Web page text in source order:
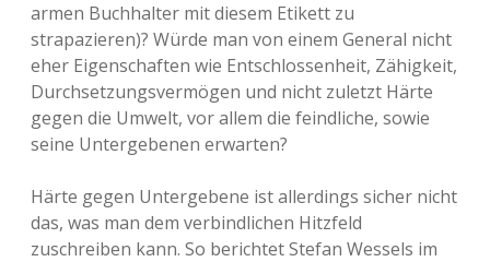
armen Buchhalter mit diesem Etikett zu
strapazieren)? Würde man von einem General nicht
eher Eigenschaften wie Entschlossenheit, Zähigkeit,
Durchsetzungsvermögen und nicht zuletzt Härte
gegen die Umwelt, vor allem die feindliche, sowie
seine Untergebenen erwarten?
Härte gegen Untergebene ist allerdings sicher nicht
das, was man dem verbindlichen Hitzfeld
zuschreiben kann. So berichtet Stefan Wessels im